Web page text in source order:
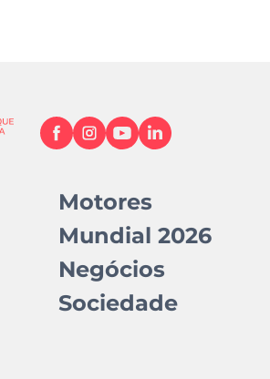
Motores
Mundial 2026
Negócios
Sociedade